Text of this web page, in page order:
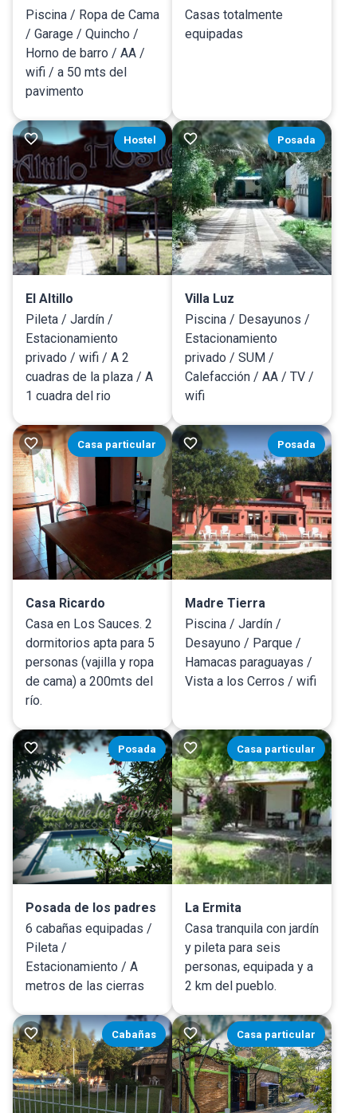
Piscina / Ropa de Cama
/ Garage / Quincho /
Horno de barro / AA /
wifi / a 50 mts del
pavimento
Casas totalmente
equipadas
Hostel
El Altillo
Pileta / Jardín /
Estacionamiento
privado / wifi / A 2
cuadras de la plaza / A
1 cuadra del rio
Posada
Villa Luz
Piscina / Desayunos /
Estacionamiento
privado / SUM /
Calefacción / AA / TV /
wifi
Casa particular
Casa Ricardo
Casa en Los Sauces. 2
dormitorios apta para 5
personas (vajilla y ropa
de cama) a 200mts del
río.
Posada
Madre Tierra
Piscina / Jardín /
Desayuno / Parque /
Hamacas paraguayas /
Vista a los Cerros / wifi
Posada
Posada de los padres
6 cabañas equipadas /
Pileta /
Estacionamiento / A
metros de las cierras
Casa particular
La Ermita
Casa tranquila con jardín
y pileta para seis
personas, equipada y a
2 km del pueblo.
Cabañas Casa particular